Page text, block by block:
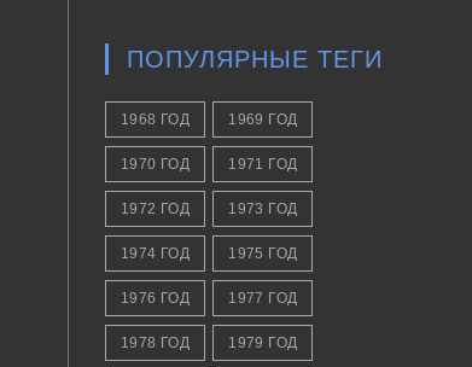
ПОПУЛЯРНЫЕ ТЕГИ
1968 ГОД 1969 ГОД
1970 ГОД 1971 ГОД
1972 ГОД 1973 ГОД
1974 ГОД 1975 ГОД
1976 ГОД 1977 ГОД
1978 ГОД 1979 ГОД